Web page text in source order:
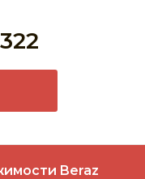
Beraz